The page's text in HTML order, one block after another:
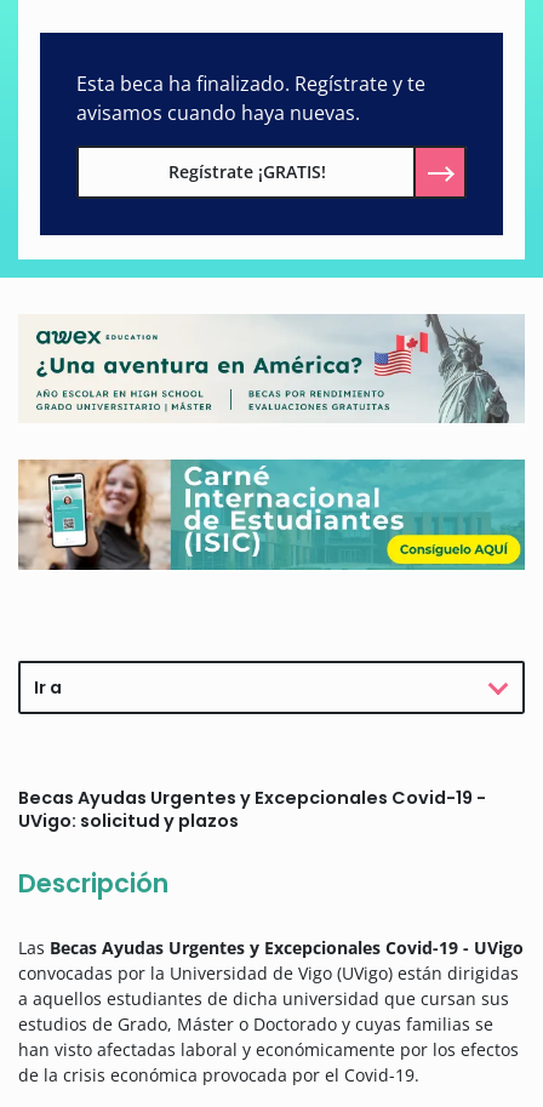
Esta beca ha finalizado. Regístrate y te
avisamos cuando haya nuevas.
Regístrate ¡GRATIS!
Ir a
Becas Ayudas Urgentes y Excepcionales Covid-19 -
UVigo: solicitud y plazos
Descripción
Las Becas Ayudas Urgentes y Excepcionales Covid-19 - UVigo
convocadas por la Universidad de Vigo (UVigo) están dirigidas
a aquellos estudiantes de dicha universidad que cursan sus
estudios de Grado, Máster o Doctorado y cuyas familias se
han visto afectadas laboral y económicamente por los efectos
de la crisis económica provocada por el Covid-19.